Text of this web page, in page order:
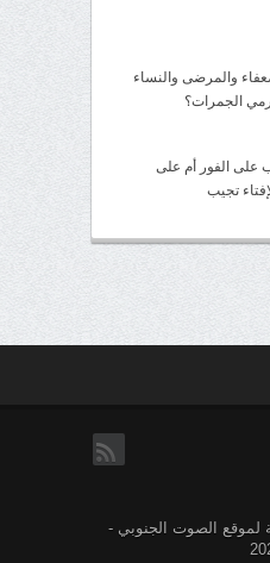
والمرضى والنساء
الجمرات؟
على الفور أم على
تجيب
الصوت الجنوبي -